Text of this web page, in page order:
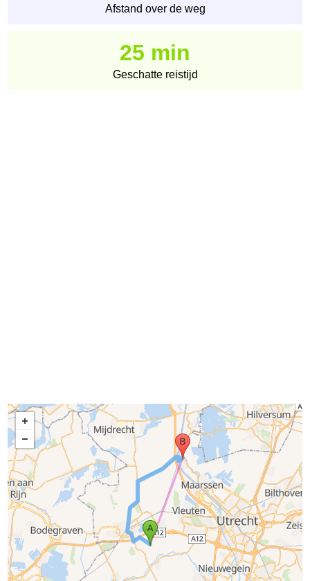
Afstand over de weg
25 min
Geschatte reistijd